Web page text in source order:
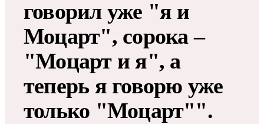
говорил уже "я и
Моцарт", сорока –
"Моцарт и я", а
теперь я говорю уже
только "Моцарт"".